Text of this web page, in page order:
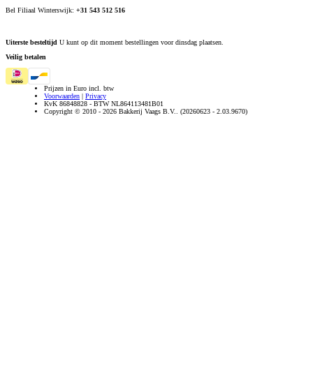
Bel Filiaal Winterswijk: +31 543 512 516
Uiterste besteltijd U kunt op dit moment bestellingen voor dinsdag plaatsen.
Veilig betalen
Prijzen in Euro incl. btw
Voorwaarden | Privacy
KvK 86848828 - BTW NL864113481B01
Copyright © 2010 - 2026 Bakkerij Vaags B.V.. (20260623 - 2.03.9670)